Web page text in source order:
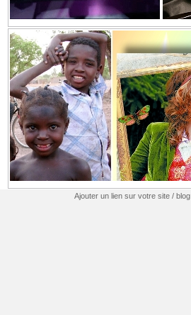
Ajouter un lien sur votre site / blog